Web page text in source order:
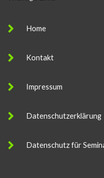
Home
Kontakt
Impressum
Datenschutzerklärung
Datenschutz für